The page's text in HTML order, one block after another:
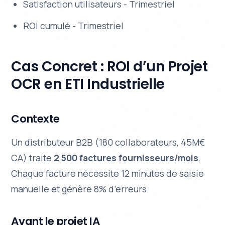
Satisfaction utilisateurs - Trimestriel
ROI cumulé - Trimestriel
Cas Concret : ROI d’un Projet
OCR en ETI Industrielle
Contexte
Un distributeur B2B (180 collaborateurs, 45M€
CA) traite 2 500 factures fournisseurs/mois.
Chaque facture nécessite 12 minutes de saisie
manuelle et génère 8% d’erreurs.
Avant le projet IA